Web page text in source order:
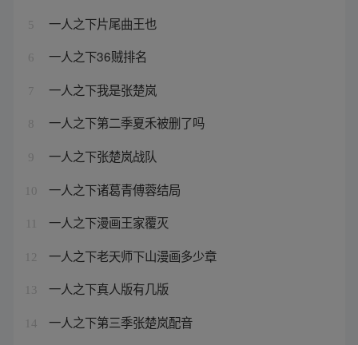
5 一人之下片尾曲王也
6 一人之下36贼排名
7 一人之下我是张楚岚
8 一人之下第二季夏禾被删了吗
9 一人之下张楚岚战队
10 一人之下诸葛青傅蓉结局
一人之下漫画王家覆灭
12 一人之下老天师下山漫画多少章
13 一人之下真人版有几版
14 一人之下第三季张楚岚配音